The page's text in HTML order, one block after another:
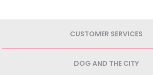
CUSTOMER SERVICES
DOG AND THE CITY